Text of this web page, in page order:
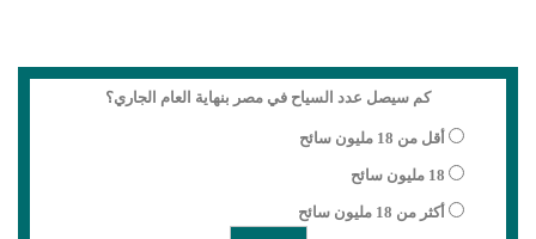
كم سيصل عدد السياح في مصر بنهاية العام الجاري؟
أقل من 18 مليون سائح
18 مليون سائح
أكثر من 18 مليون سائح